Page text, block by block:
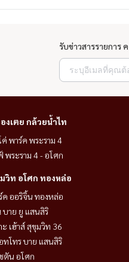
รับข่าวสารรายการ
งเตย กล้วยน้ำไท
ค่ พาร์ค พระราม 4
พระราม 4 - อโศก
วิท อโศก ทองหล่อ
ค ออริจิ้น ทองหล่อ
าย ยู แสนสิริ
ะ เฮ้าส์ สุขุมวิท 36
ทโทร บาย แสนสิริ
ตัน อโศก